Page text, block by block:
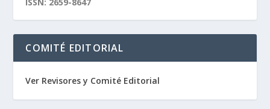
ISSN: 2659-8647
COMITÉ EDITORIAL
Ver Revisores y Comité Editorial